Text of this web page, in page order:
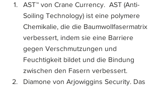
AST™ von Crane Currency.  AST (Anti-
Soiling Technology) ist eine polymere
Chemikalie, die die Baumwollfasermatrix
verbessert, indem sie eine Barriere
gegen Verschmutzungen und
Feuchtigkeit bildet und die Bindung
zwischen den Fasern verbessert.
Diamone von Arjowiggins Security. Das